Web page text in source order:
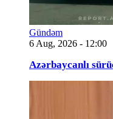
Gündəm
6 Aug, 2026 - 12:00
Azərbaycanlı